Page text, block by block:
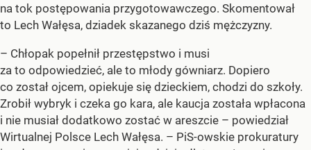
na tok postępowania przygotowawczego. Skomentował
to Lech Wałęsa, dziadek skazanego dziś mężczyzny.
– Chłopak popełnił przestępstwo i musi
za to odpowiedzieć, ale to młody gówniarz. Dopiero
co został ojcem, opiekuje się dzieckiem, chodzi do szkoły.
Zrobił wybryk i czeka go kara, ale kaucja została wpłacona
i nie musiał dodatkowo zostać w areszcie – powiedział
Wirtualnej Polsce Lech Wałęsa. – PiS-owskie prokuratury